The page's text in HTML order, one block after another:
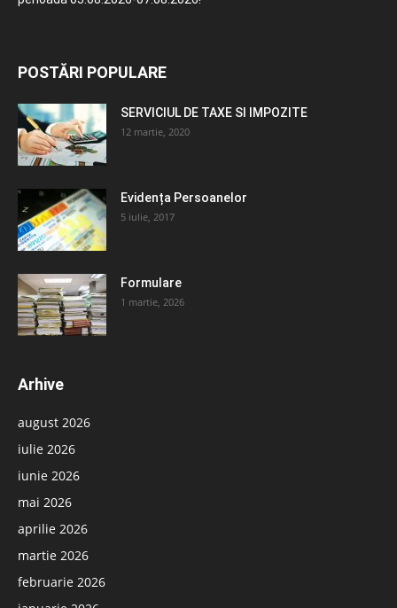
POSTĂRI POPULARE
SERVICIUL DE TAXE SI IMPOZITE
12 martie, 2020
Evidența Persoanelor
5 iulie, 2017
Formulare
1 martie, 2026
Arhive
august 2026
iulie 2026
iunie 2026
mai 2026
aprilie 2026
martie 2026
februarie 2026